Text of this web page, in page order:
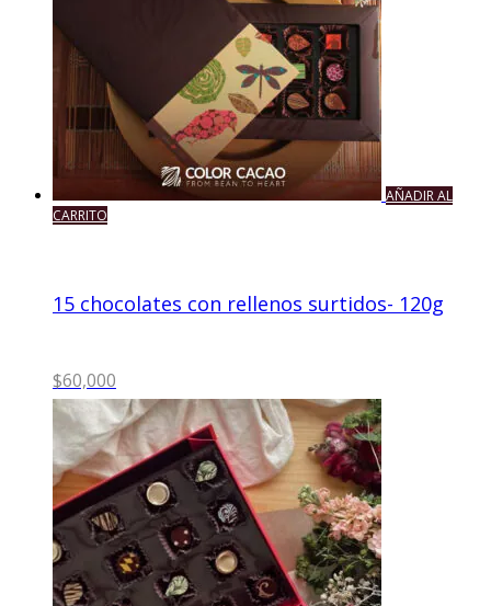
AÑADIR AL
CARRITO
15 chocolates con rellenos surtidos- 120g
$60,000